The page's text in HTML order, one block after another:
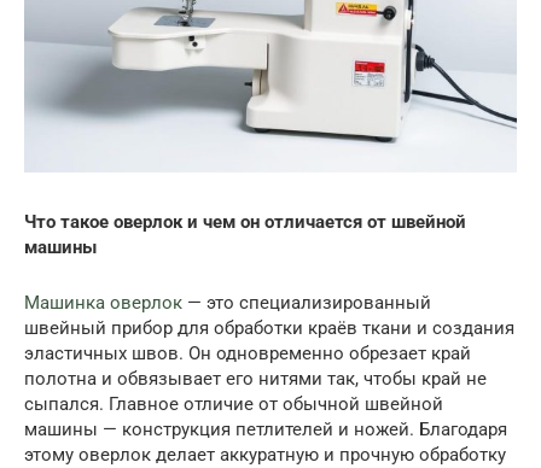
Что такое оверлок и чем он отличается от швейной
машины
Машинка оверлок — это специализированный
швейный прибор для обработки краёв ткани и создания
эластичных швов. Он одновременно обрезает край
полотна и обвязывает его нитями так, чтобы край не
сыпался. Главное отличие от обычной швейной
машины — конструкция петлителей и ножей. Благодаря
этому оверлок делает аккуратную и прочную обработку